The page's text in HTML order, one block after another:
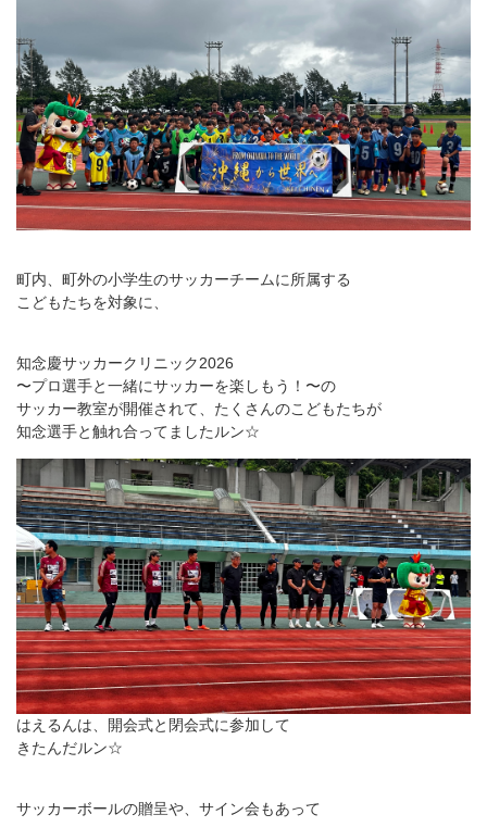
町内、町外の小学生のサッカーチームに所属する
こどもたちを対象に、
知念慶サッカークリニック2026
〜プロ選手と一緒にサッカーを楽しもう！〜の
サッカー教室が開催されて、たくさんのこどもたちが
知念選手と触れ合ってましたルン☆
はえるんは、開会式と閉会式に参加して
きたんだルン☆
サッカーボールの贈呈や、サイン会もあって